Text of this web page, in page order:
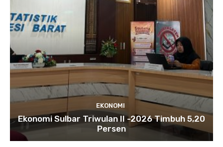
EKONOMI
Ekonomi Sulbar Triwulan II -2026 Timbuh 5,20
Persen